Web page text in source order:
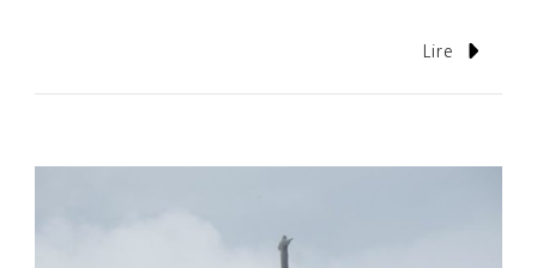
Lire